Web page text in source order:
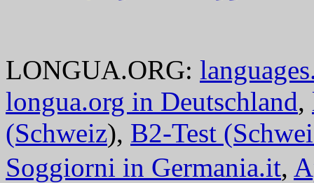
LONGUA.ORG:
longua.org in Deutschland,
(Schweiz), B2-Test
Soggiorni in Germania.it,